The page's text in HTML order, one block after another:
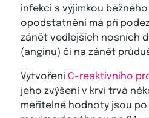
infekci s výjimkou
opodstatnění má při
zánět vedlejších nosních
(anginu) či na zánět
VytvořeníC-reaktivního
jeho zvýšení v krvi trvá
měřitelné hodnoty jsou po